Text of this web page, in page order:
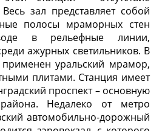
зал представляет собой
полосы мраморных стен
в рельефные линии,
ажурных светильников. В
уральский мрамор,
плитами. Станция имеет
проспект – основную
Недалеко от метро
автомобильно-дорожный